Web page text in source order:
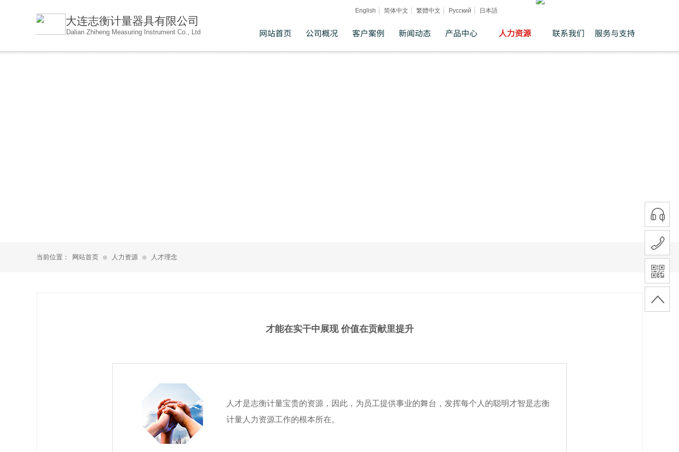
大连志衡计量器具有限公司
网站首页 公司概况 客户案例 新闻动态 产品中心 人力资源 联系我们 服务与支持
Dalian Zhiheng Measuring Instrument Co., Ltd
English 简体中文 繁體中文 Русский 日本語
网站首页 ⊙ 人力资源 ⊙ 人才理念
当前位置：
才能在实干中展现 价值在贡献里提升
人才是志衡计量宝贵的资源，因此，为员工提供事业的舞台，发挥每个人的聪明才智是志衡
计量 人力资源工作的根本所在。